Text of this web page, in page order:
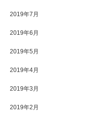
2019年7月
2019年6月
2019年5月
2019年4月
2019年3月
2019年2月